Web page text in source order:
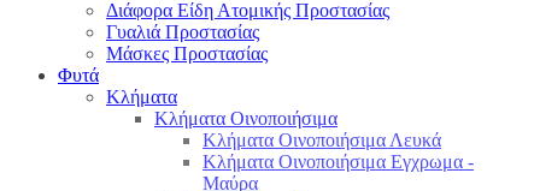
Διάφορα Είδη Ατομικής Προστασίας
Γυαλιά Προστασίας
Μάσκες Προστασίας
Φυτά
Κλήματα
Κλήματα Οινοποιήσιμα
Κλήματα Οινοποιήσιμα Λευκά
Κλήματα Οινοποιήσιμα Εγχρωμα -
Μαύρα